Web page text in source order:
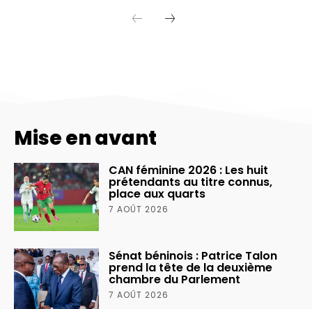
Mise en avant
CAN féminine 2026 : Les huit
prétendants au titre connus,
place aux quarts
7 AOÛT 2026
Sénat béninois : Patrice Talon
prend la tête de la deuxième
chambre du Parlement
7 AOÛT 2026